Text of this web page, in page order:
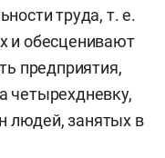
труда, т. е.
и обесценивают
предприятия,
четырехдневку,
людей, занятых в